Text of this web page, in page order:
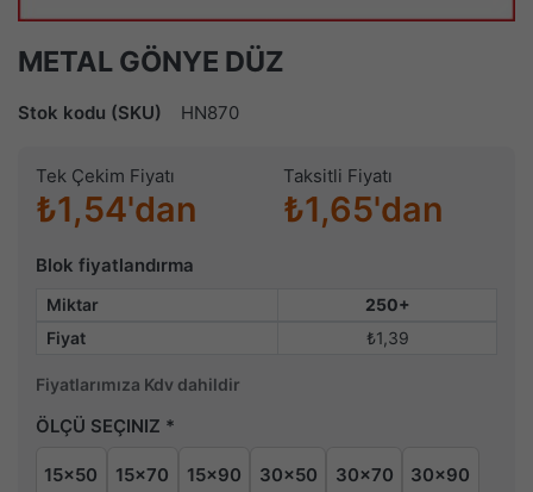
METAL GÖNYE DÜZ
Stok kodu (SKU) HN870
Tek Çekim Fiyatı
₺1,54'dan
Taksitli Fiyatı
₺1,65'dan
Blok fiyatlandırma
Miktar
250+
Fiyat
₺1,39
Fiyatlarımıza Kdv dahildir
ÖLÇÜ SEÇINIZ
15x50 15x70 15x90 30x50 30x70 30x90